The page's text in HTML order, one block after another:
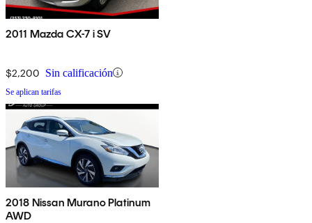
2011 Mazda CX-7 i SV
$2,200 Sin calificación
Se aplican tarifas
2018 Nissan Murano Platinum
AWD